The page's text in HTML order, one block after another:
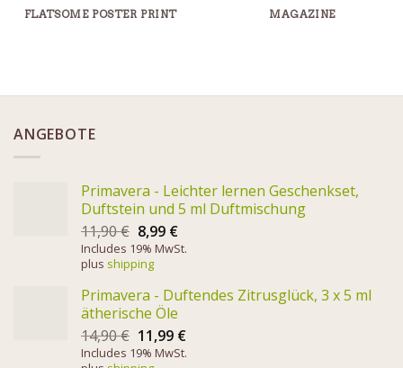
FLATSOME POSTER PRINT MAGAZINE
ANGEBOTE
Primavera - Leichter lernen Geschenkset,
Duftstein und 5 ml Duftmischung
11,90€ 8,99 €
Includes 19% MwSt.
plus shipping
Primavera - Duftendes Zitrusglück, 3 x 5 ml
ätherische Öle
14,90€ 11,99 €
Includes 19% MwSt.